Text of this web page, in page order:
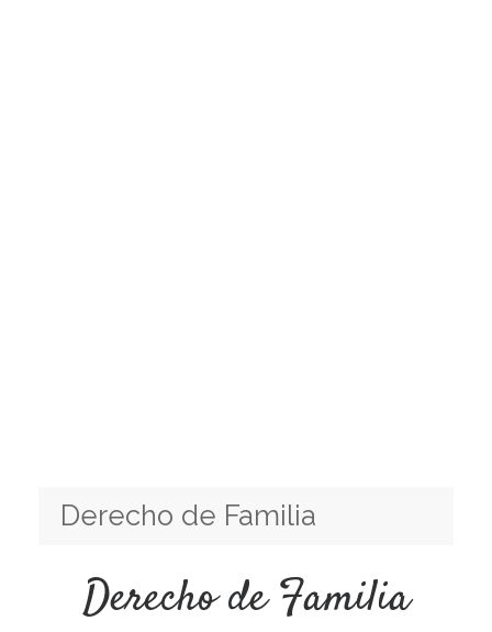
Derecho de Familia
Derecho de Familia